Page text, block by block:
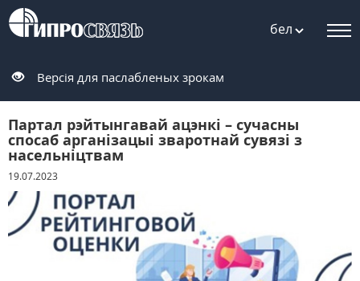
бел
Версія для паслабленых зрокам
Партал рэйтынгавай ацэнкі – сучасны
спосаб арганізацыі зваротнай сувязі з
насельніцтвам
19.07.2023